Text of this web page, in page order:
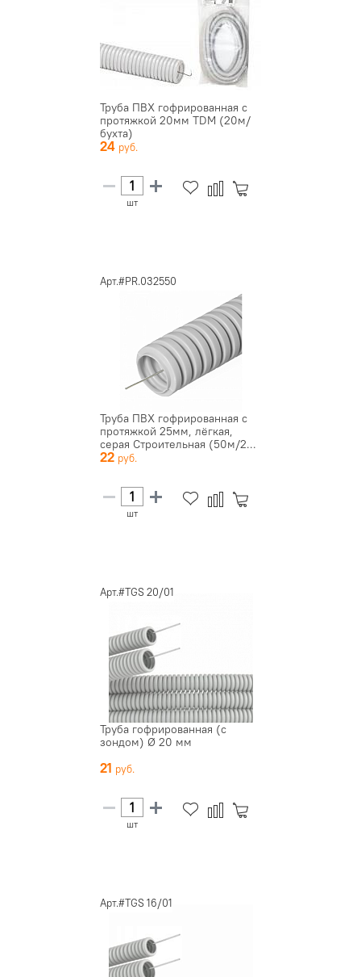
Труба ПВХ гофрированная с
протяжкой 20мм TDM (20м/
бухта)
24
шт
Арт.#PR.032550
Труба ПВХ гофрированная с
протяжкой 25мм, лёгкая,
серая Строительная (50м/2...
22
шт
Арт.#TGS 20/01
Труба гофрированная (с
зондом) Ø 20 мм
21
шт
Арт.#TGS 16/01